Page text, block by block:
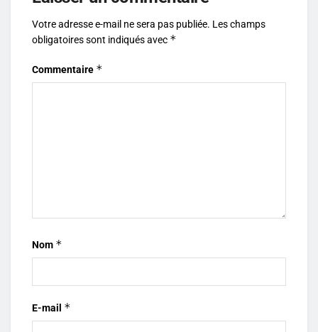
Votre adresse e-mail ne sera pas publiée. Les champs
obligatoires sont indiqués avec *
Commentaire *
Nom *
E-mail *